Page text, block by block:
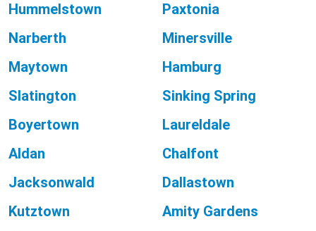
Hummelstown
Paxtonia
Narberth
Minersville
Maytown
Hamburg
Slatington
Sinking Spring
Boyertown
Laureldale
Aldan
Chalfont
Jacksonwald
Dallastown
Kutztown
Amity Gardens